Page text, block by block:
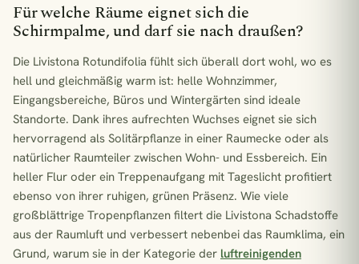
Für welche Räume eignet sich die
Schirmpalme, und darf sie nach draußen?
Die Livistona Rotundifolia fühlt sich überall dort wohl, wo es
hell und gleichmäßig warm ist: helle Wohnzimmer,
Eingangsbereiche, Büros und Wintergärten sind ideale
Standorte. Dank ihres aufrechten Wuchses eignet sie sich
hervorragend als Solitärpflanze in einer Raumecke oder als
natürlicher Raumteiler zwischen Wohn- und Essbereich. Ein
heller Flur oder ein Treppenaufgang mit Tageslicht profitiert
ebenso von ihrer ruhigen, grünen Präsenz. Wie viele
großblättrige Tropenpflanzen filtert die Livistona Schadstoffe
aus der Raumluft und verbessert nebenbei das Raumklima, ein
Grund, warum sie in der Kategorie der luftreinigenden